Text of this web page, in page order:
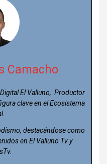
Camacho
El Valluno, Productor
clave en el Ecosistema
destacándose como
en El Valluno Tv y